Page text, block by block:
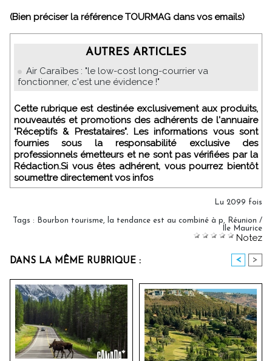
(Bien préciser la référence TOURMAG dans vos emails)
AUTRES ARTICLES
Air Caraïbes : "le low-cost long-courrier va
fonctionner, c'est une évidence !"
Cette rubrique est destinée exclusivement aux produits,
nouveautés et promotions des adhérents de l'annuaire
"Réceptifs & Prestataires". Les informations vous sont
fournies sous la responsabilité exclusive des
professionnels émetteurs et ne sont pas vérifiées par la
Rédaction.Si vous êtes adhérent, vous pourrez bientôt
soumettre directement vos infos
Lu 2099 fois
Tags : Bourbon tourisme, la tendance est au combiné à p,
Réunion /
Ile Maurice
Notez
DANS LA MÊME RUBRIQUE : < >